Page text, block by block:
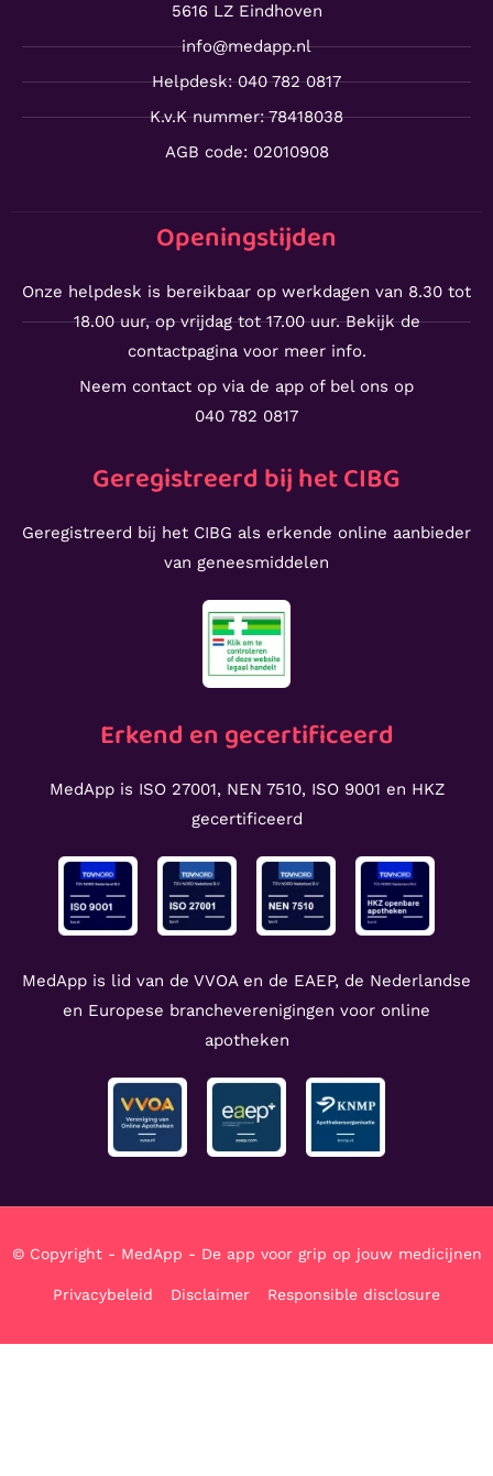
5616 LZ Eindhoven
info@medapp.nl
Helpdesk: 040 782 0817
K.v.K nummer: 78418038
AGB code: 02010908
Openingstijden
Onze helpdesk is bereikbaar op werkdagen van 8.30 tot
18.00 uur, op vrijdag tot 17.00 uur. Bekijk de
contactpagina voor meer info.
Neem contact op via de app of bel ons op
040 782 0817
Geregistreerd bij het CIBG
Geregistreerd bij het CIBG als erkende online aanbieder
van geneesmiddelen
Erkend en gecertificeerd
MedApp is ISO 27001, NEN 7510, ISO 9001 en HKZ
gecertificeerd
MedApp is lid van de VVOA en de EAEP, de Nederlandse
en Europese brancheverenigingen voor online
apotheken
© Copyright - MedApp - De app voor grip op jouw medicijnen
Privacybeleid Disclaimer Responsible disclosure